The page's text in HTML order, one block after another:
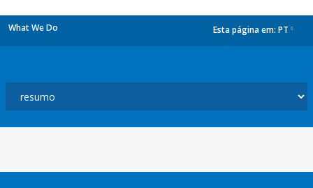
What We Do Esta página em: PT